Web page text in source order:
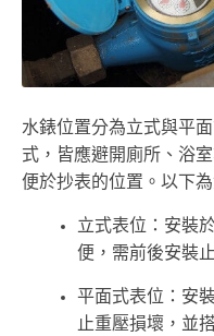
水錶位置分為立式與平
式，皆應避開廁所、浴
便於抄表的位置。以下
立式表位：安裝
便，需前後安裝
平面式表位：安
止重壓損壞，並